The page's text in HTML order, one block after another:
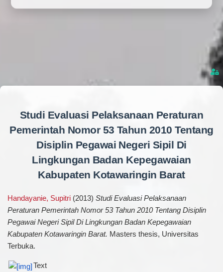
Studi Evaluasi Pelaksanaan Peraturan
Pemerintah Nomor 53 Tahun 2010 Tentang
Disiplin Pegawai Negeri Sipil Di
Lingkungan Badan Kepegawaian
Kabupaten Kotawaringin Barat
Handayanie, Supitri(2013) Studi Evaluasi Pelaksanaan
Peraturan Pemerintah Nomor 53 Tahun 2010 Tentang Disiplin
Pegawai Negeri Sipil Di Lingkungan Badan Kepegawaian
Kabupaten Kotawaringin Barat. Masters thesis, Universitas
Terbuka.
Text